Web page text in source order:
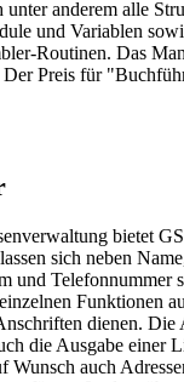
anderem alle
und Variablen
Routinen. Das
Der Preis für
bietet
sich neben
und Telefonnummer
Funktionen
dienen. Die
die Ausgabe einer
Wunsch auch